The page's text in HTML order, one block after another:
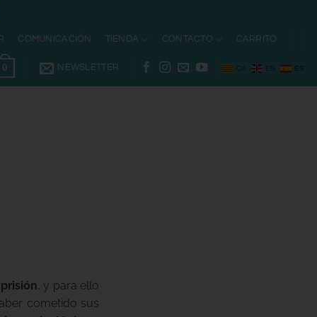
COMUNICACIÓN TIENDA CONTACTO CARRITO
0 NEWSLETTER
, y para ello
cometido sus